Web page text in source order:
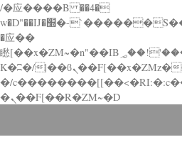
/�应����B ��4�
w�D"��IJ�׭�-`������S��9�Dr�ji��EJ߅��gJ
�应��
矁[��x�ZM~�n"��IB؃��!'����Тѕ��+��(m��I
K�ʭ�/|��ϐܢ��F[��x�ZMz�G�� %嬩
�/
�ܢ��F[��R�ZM~�D
down